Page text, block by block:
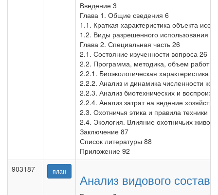
Введение 3
Глава 1. Общие сведения 6
1.1. Краткая характеристика объекта
1.2. Виды разрешенного использования
Глава 2. Специальная часть 26
2.1. Состояние изученности вопроса 26
2.2. Программа, методика, объем работ
2.2.1. Биоэкологическая характеристика
2.2.2. Анализ и динамика численности
2.2.3. Анализ биотехнических и
2.2.4. Анализ затрат на ведение
2.3. Охотничья этика и правила техники
2.4. Экология. Влияние охотничьих
Заключение 87
Список литературы 88
Приложение 92
903187
план
Анализ видового